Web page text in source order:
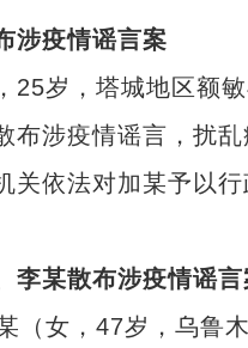
疫情谣言案
岁，塔城地区额敏
涉疫情谣言，扰
关依法对加某予以
某散布涉疫情谣言
女，47岁，乌鲁木